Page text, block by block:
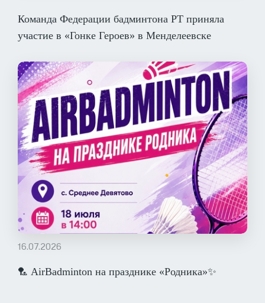
Команда Федерации бадминтона РТ приняла
участие в «Гонке Героев» в Менделеевске
16.07.2026
🏸 AirBadminton на празднике «Родника»✨